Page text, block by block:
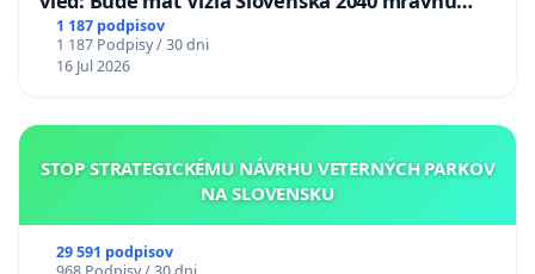
chrbticu?
1 187 podpisov
1 187 Podpisy / 30 dni
16 Jul 2026
STOP STRATEGICKÉMU NÁVRHU VETERNÝCH PARKOV
NA SLOVENSKU
29 591 podpisov